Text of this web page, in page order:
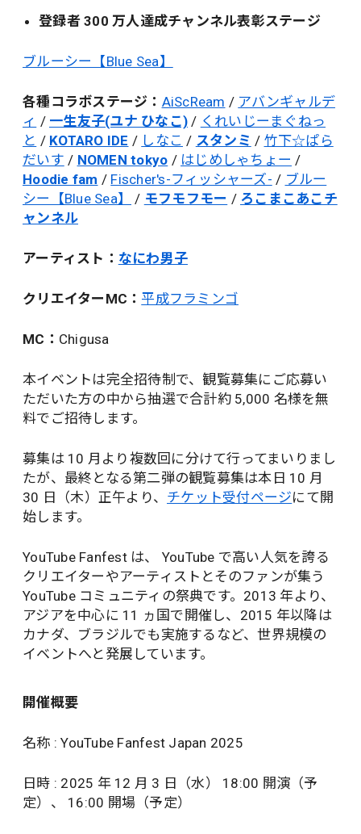
登録者 300 万人達成チャンネル表彰ステージ
ブルーシー【Blue Sea】
各種コラボステージ： AiScReam / アバンギャルデ
ィ / 一生友子(ユナ ひなこ) / くれいじーまぐねっ
と / KOTARO IDE / しなこ / スタンミ / 竹下☆ぱら
だいす / NOMEN tokyo / はじめしゃちょー /
Hoodie fam / Fischer's-フィッシャーズ- / ブルー
シー【Blue Sea】
/ モフモフモー / ろこまこあこチ
ャンネル
アーティスト： なにわ男子
クリエイターMC： 平成フラミンゴ
MC： Chigusa
本イベントは完全招待制で、観覧募集にご応募い
ただいた方の中から抽選で合計約 5,000 名様を無
料でご招待します。
募集は 10 月より複数回に分けて行ってまいりまし
たが、最終となる第二弾の観覧募集は本日 10 月
30 日（木）正午より、 チケット受付ページにて開
始します。
YouTube Fanfest は、 YouTube で高い人気を誇る
クリエイターやアーティストとそのファンが集う
YouTube コミュニティの祭典です。2013 年より、
アジアを中心に 11 ヵ国で開催し、2015 年以降は
カナダ、ブラジルでも実施するなど、世界規模の
イベントへと発展しています。
開催概要
名称 : YouTube Fanfest Japan 2025
日時 : 2025 年 12 月 3 日（水） 18:00 開演（予
定）、 16:00 開場（予定）